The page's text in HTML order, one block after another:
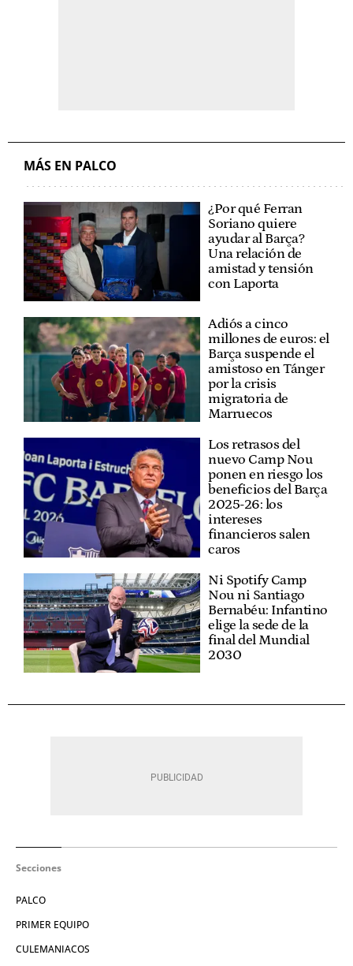
MÁS EN PALCO
¿Por qué Ferran
Soriano quiere
ayudar al Barça?
Una relación de
amistad y tensión
con Laporta
Adiós a cinco
millones de euros: el
Barça suspende el
amistoso en Tánger
por la crisis
migratoria de
Marruecos
Los retrasos del
nuevo Camp Nou
ponen en riesgo los
beneficios del Barça
2025-26: los
intereses
financieros salen
caros
Ni Spotify Camp
Nou ni Santiago
Bernabéu: Infantino
elige la sede de la
final del Mundial
2030
Secciones
PALCO
PRIMER EQUIPO
CULEMANIACOS